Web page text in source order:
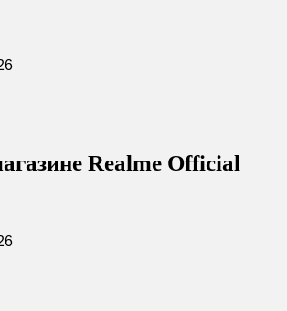
Realme Official